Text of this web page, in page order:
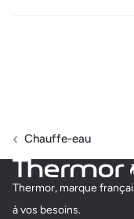
Chauffe-eau
Thermor, marque
à vos besoins.